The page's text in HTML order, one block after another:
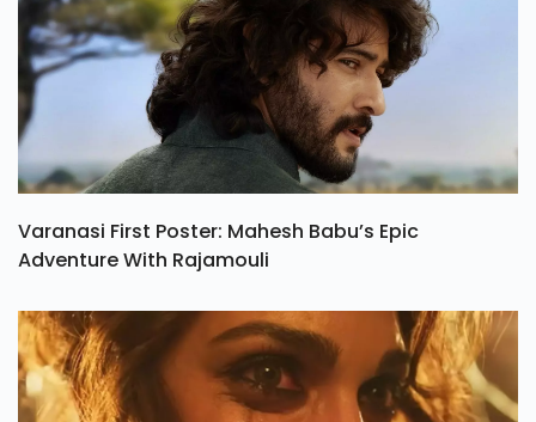
Varanasi First Poster: Mahesh Babu’s Epic
Adventure With Rajamouli